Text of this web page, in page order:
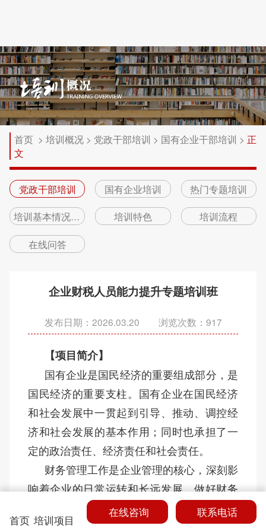
首页 培训项目
在线咨询 联系电话
首页> 培训概况> 党政干部培训 > 国有企业干部培训 > 正
文
党政干部培训 国有企业培训 热门专题培训
培训基本情况介绍 培训特色 培训流程
在线问答
企业财税人员能力提升专题培训班
发布日期：2026.03.20 浏览次数： 917
【项目简介】
国有企业是国民经济的重要组成部分，是
国民经济的重要支柱。国有企业在国民经济
和社会发展中一贯起到引导、推动、调控经
济和社会发展的基本作用；同时也承担了一
定的政治责任、经济责任和社会责任。
财务管理工作是企业管理的核心，深刻影
响着企业的日常运转和长远发展。做好财务
管理，可以行之有效地反映企业的金融状况
与成果，监督企业金融的各个环节，是企业